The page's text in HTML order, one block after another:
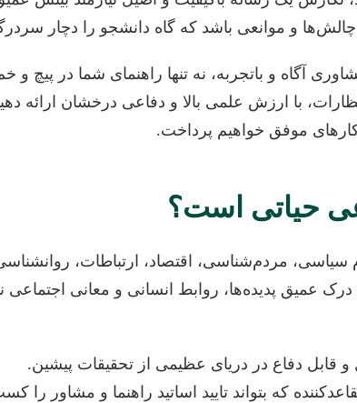
و موانعی باشد که گاه دانشجو را دچار
و باتجربه، نه تنها راهنمای شما در پیچ و
با ارزش علمی بالا و دفاعی درخشان ارائه
موفق خواهیم پرداخت.
حیاتی است؟
مردم‌شناسی، اقتصاد، ارتباطات،
درک عمیق پدیده‌ها، روابط انسانی و معانی
دفاع در دریای عظیمی از تحقیقات پیشین.
که بتواند تایید اساتید راهنما و مشاور را